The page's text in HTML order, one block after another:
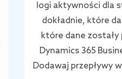
logi aktywności dla
dokładnie, które
które dane
Dynamics 365
Dodawaj przepływy